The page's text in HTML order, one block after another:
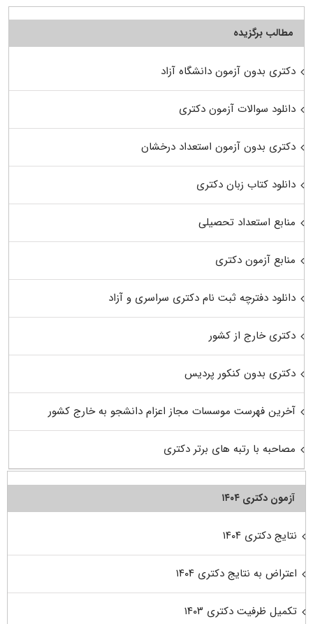
مطالب برگزیده
دکتری بدون آزمون دانشگاه آزاد
دانلود سوالات آزمون دکتری
دکتری بدون آزمون استعداد درخشان
دانلود کتاب زبان دکتری
منابع استعداد تحصیلی
منابع آزمون دکتری
دانلود دفترچه ثبت نام دکتری سراسری و آزاد
دکتری خارج از کشور
دکتری بدون کنکور پردیس
آخرین فهرست موسسات مجاز اعزام دانشجو به خارج کشور
مصاحبه با رتبه های برتر دکتری
آزمون دکتری ۱۴۰۴
نتایج دکتری ۱۴۰۴
اعتراض به نتایج دکتری ۱۴۰۴
تکمیل ظرفیت دکتری ۱۴۰۳